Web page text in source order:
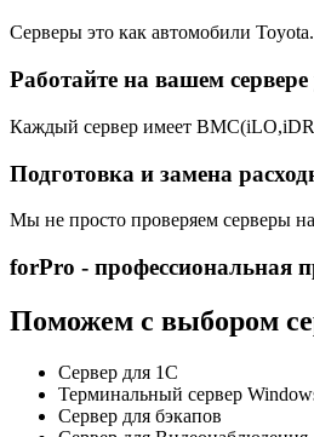
Серверы это как автомобили
Работайте на вашем
Каждый сервер имеет
Подготовка и замена
Мы не просто проверяем серверы
forPro - профессиональная
Поможем с выбором
Сервер для 1С
Терминальный сервер
Сервер для бэкапов